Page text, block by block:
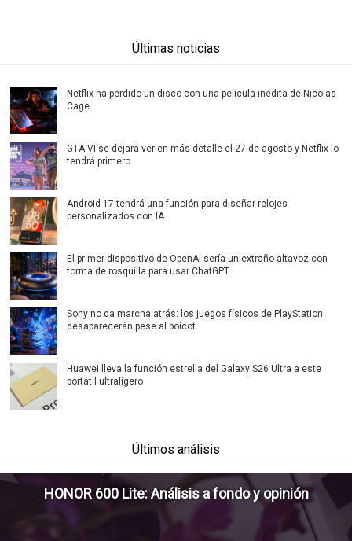
Últimas noticias
Netflix ha perdido un disco con una película inédita de Nicolas
Cage
GTA VI se dejará ver en más detalle el 27 de agosto y Netflix lo
tendrá primero
Android 17 tendrá una función para diseñar relojes
personalizados con IA
El primer dispositivo de OpenAI sería un extraño altavoz con
forma de rosquilla para usar ChatGPT
Sony no da marcha atrás: los juegos físicos de PlayStation
desaparecerán pese al boicot
Huawei lleva la función estrella del Galaxy S26 Ultra a este
portátil ultraligero
Últimos análisis
HONOR 600 Lite: Análisis a fondo y opinión